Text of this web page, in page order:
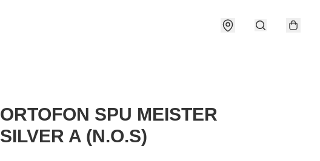
ORTOFON SPU MEISTER
SILVER A (N.O.S)